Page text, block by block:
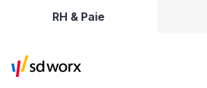
RH & Paie